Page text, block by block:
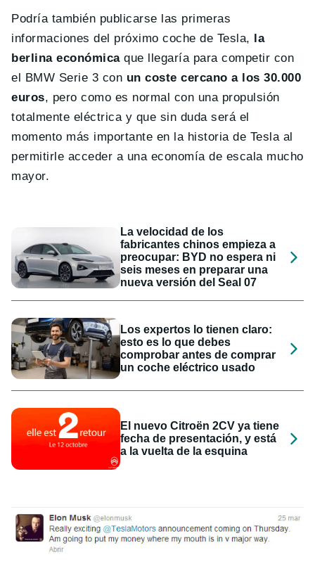
Podría también publicarse las primeras
informaciones del próximo coche de Tesla,
la
berlina económicaque llegaría para competir con
el BMW Serie 3 con un coste cercano a los 30.000
euros, pero como es normal con una propulsión
totalmente eléctrica y que sin duda será el
momento más importante en la historia de Tesla al
permitirle acceder a una economía de escala mucho
mayor.
La velocidad de los
fabricantes chinos empieza a
preocupar: BYD no espera ni
seis meses en preparar una
nueva versión del Seal 07
Los expertos lo tienen claro:
esto es lo que debes
comprobar antes de comprar
un coche eléctrico usado
El nuevo Citroën 2CV ya tiene
fecha de presentación, y está
a la vuelta de la esquina